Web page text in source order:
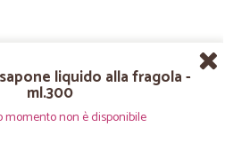
liquido alla fragola -
ml.300
momento non è disponibile